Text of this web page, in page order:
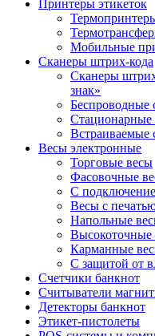
Принтеры этикеток
Мобильные
Сканеры штрих-кода
Сканеры
знак»
Беспроводные
Стационарные
Встраиваемые
Весы электронные
Торговые весы
Фасовочные
С
Весы с
Напольные
Высокоточные
Карманные
C защитой от
Счетчики банкнот
Считыватели
Детекторы банкнот
Этикет-пистолеты